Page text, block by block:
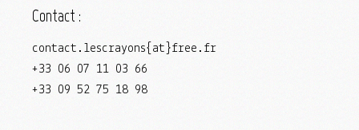
Contact :
contact.lescrayons{at}free.fr
+33 06 07 11 03 66
+33 09 52 75 18 98